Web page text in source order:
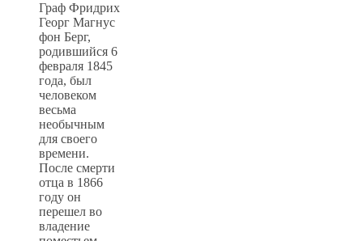
Граф Фридрих
Георг Магнус
фон Берг,
родившийся 6
февраля 1845
года, был
человеком
весьма
необычным
для своего
времени.
После смерти
отца в 1866
году он
перешел во
владение